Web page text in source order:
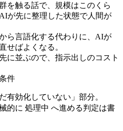
を触る話で、規模はこのくら
が先に整理した状態で人間が
ら言語化する代わりに、AIが
せばよくなる。
に並ぶので、指示出しのコスト
件
有効化していない」部分。
的に 処理中 へ進める判定は書